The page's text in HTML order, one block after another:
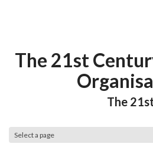
The 21st
The 21st